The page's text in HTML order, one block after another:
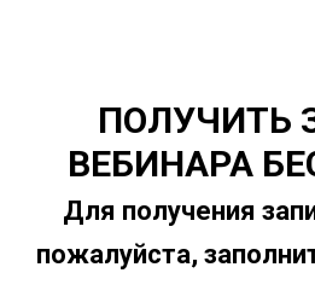
ПОЛУЧИТЬ
ВЕБИНАРА
Для получения
пожалуйста,